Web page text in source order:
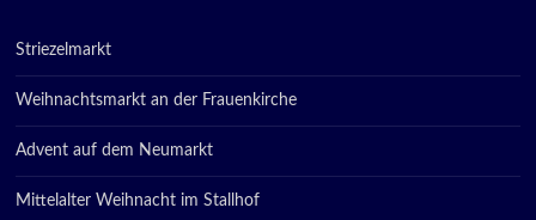
Striezelmarkt
Weihnachtsmarkt an der Frauenkirche
Advent auf dem Neumarkt
Mittelalter Weihnacht im Stallhof